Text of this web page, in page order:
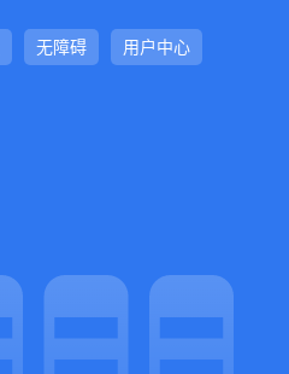
无障碍 用户中心